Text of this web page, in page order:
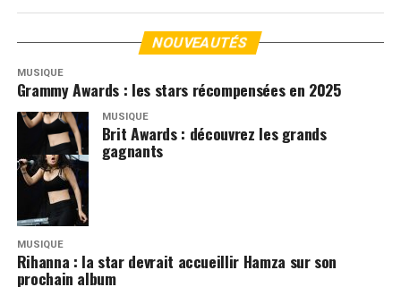
NOUVEAUTÉS
MUSIQUE
Grammy Awards : les stars récompensées en 2025
MUSIQUE
Brit Awards : découvrez les grands
gagnants
MUSIQUE
Rihanna : la star devrait accueillir Hamza sur son
prochain album